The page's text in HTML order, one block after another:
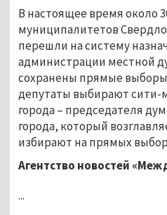
В настоящее время около
муниципалитетов
перешли на систему
администрации местной
сохранены прямые выборы
депутаты выбирают сити-
города – председателя
города, который
избирают на прямых
Агентство новостей
...